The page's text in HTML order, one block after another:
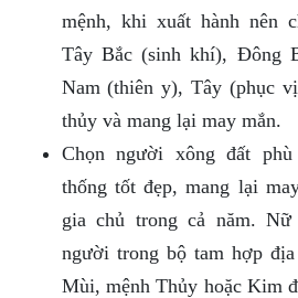
mệnh, khi xuất hành nên
Tây Bắc (sinh khí), Đông
Nam (thiên y), Tây (phục
thủy và mang lại may mắn.
Chọn người xông đất
thống tốt đẹp, mang lại
gia chủ trong cả năm.
người trong bộ tam hợp
Mùi, mệnh Thủy hoặc Kim